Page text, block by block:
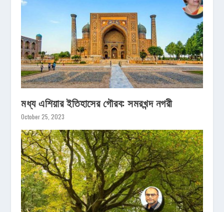
মধ্য এশিয়ার ইতিহাসের গৌরব: সমরখন্দ নগরী
October 25, 2023